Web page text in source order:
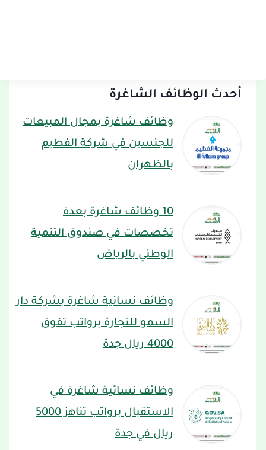
أحدث الوظائف الشاغرة
وظائف شاغرة بمجال المبيعات
للجنسين في شركة الفطيم
بالظهران
10 وظائف شاغرة بعدة
تخصصات في صندوق التنمية
الوطني بالرياض
وظائف نسائية شاغرة بشركة دار
السمو للتجارة برواتب تفوق
4000 ريال جدة
وظائف نسائية شاغرة في
الاستقبال برواتب تناهز 5000
ريال في جدة